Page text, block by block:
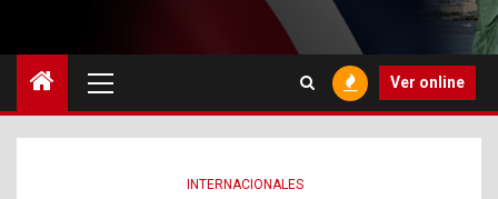
principal
Ver online
INTERNACIONALES